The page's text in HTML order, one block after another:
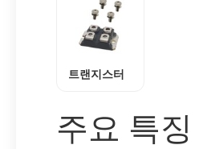
트랜지스터
주요 특징